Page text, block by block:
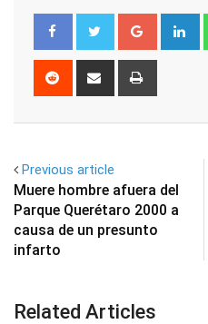
Google+
Reddit
Share
Previous article
Muere hombre afuera del
Parque Querétaro 2000 a
causa de un presunto
infarto
Related Articles